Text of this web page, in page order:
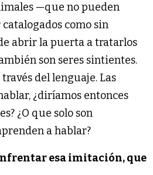
—que no pueden
como sin
abrir la puerta a tratarlos
son seres sintientes.
del lenguaje. Las
¿diríamos entonces
¿O que solo son
a hablar?
esa imitación, que